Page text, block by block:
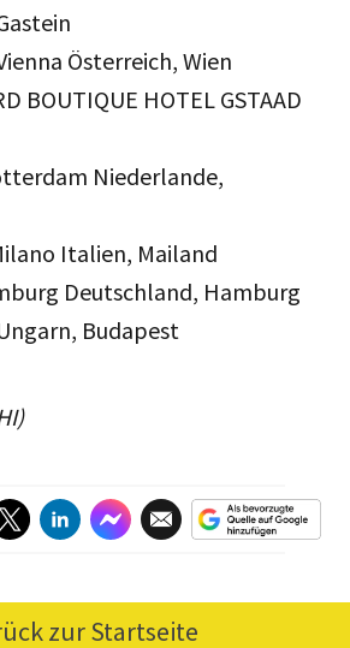
Österreich, Wien
BOUTIQUE HOTEL GSTAAD
Niederlande,
Italien, Mailand
Deutschland, Hamburg
Budapest
zur Startseite